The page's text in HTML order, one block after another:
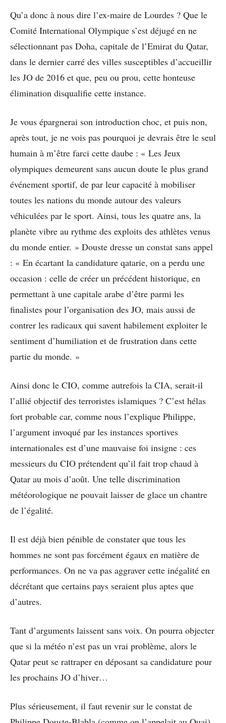
Qu’a donc à nous dire l’ex-maire de Lourdes ? Que le
Comité International Olympique s’est déjugé en ne
sélectionnant pas Doha, capitale de l’Emirat du Qatar,
dans le dernier carré des villes susceptibles d’accueillir
les JO de 2016 et que, peu ou prou, cette honteuse
élimination disqualifie cette instance.
Je vous épargnerai son introduction choc, et puis non,
après tout, je ne vois pas pourquoi je devrais être le seul
humain à m’être farci cette daube : « Les Jeux
olympiques demeurent sans aucun doute le plus grand
événement sportif, de par leur capacité à mobiliser
toutes les nations du monde autour des valeurs
véhiculées par le sport. Ainsi, tous les quatre ans, la
planète vibre au rythme des exploits des athlètes venus
du monde entier. » Douste dresse un constat sans appel
: « En écartant la candidature qatarie, on a perdu une
occasion : celle de créer un précédent historique, en
permettant à une capitale arabe d’être parmi les
finalistes pour l’organisation des JO, mais aussi de
contrer les radicaux qui savent habilement exploiter le
sentiment d’humiliation et de frustration dans cette
partie du monde. »
Ainsi donc le CIO, comme autrefois la CIA, serait-il
l’allié objectif des terroristes islamiques ? C’est hélas
fort probable car, comme nous l’explique Philippe,
l’argument invoqué par les instances sportives
internationales est d’une mauvaise foi insigne : ces
messieurs du CIO prétendent qu’il fait trop chaud à
Qatar au mois d’août. Une telle discrimination
météorologique ne pouvait laisser de glace un chantre
de l’égalité.
Il est déjà bien pénible de constater que tous les
hommes ne sont pas forcément égaux en matière de
performances. On ne va pas aggraver cette inégalité en
décrétant que certains pays seraient plus aptes que
d’autres.
Tant d’arguments laissent sans voix. On pourra objecter
que si la météo n’est pas un vrai problème, alors le
Qatar peut se rattraper en déposant sa candidature pour
les prochains JO d’hiver…
Plus sérieusement, il faut revenir sur le constat de